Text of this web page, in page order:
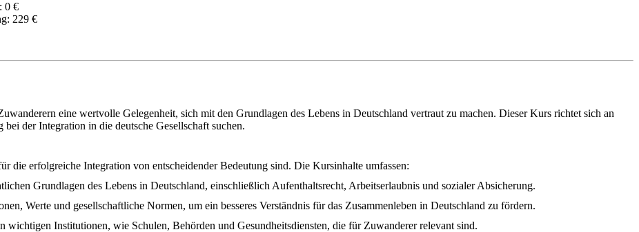
0 €
229 €
eine wertvolle Gelegenheit, sich mit den Grundlagen des Lebens in Deutschland vertraut zu machen. Dieser Kurs richtet sich an
der Integration in die deutsche Gesellschaft suchen.
die erfolgreiche Integration von entscheidender Bedeutung sind. Die Kursinhalte umfassen:
Grundlagen des Lebens in Deutschland, einschließlich Aufenthaltsrecht, Arbeitserlaubnis und sozialer Absicherung.
Werte und gesellschaftliche Normen, um ein besseres Verständnis für das Zusammenleben in Deutschland zu fördern.
wichtigen Institutionen, wie Schulen, Behörden und Gesundheitsdiensten, die für Zuwanderer relevant sind.